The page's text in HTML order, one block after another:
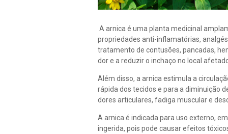
A arnica é uma planta medicinal
propriedades anti-inflamatórias,
tratamento de contusões, pancadas,
dor e a reduzir o inchaço no local
Além disso, a arnica estimula a
rápida dos tecidos e para a diminuição
dores articulares, fadiga muscular e
A arnica é indicada para uso externo,
ingerida, pois pode causar efeitos